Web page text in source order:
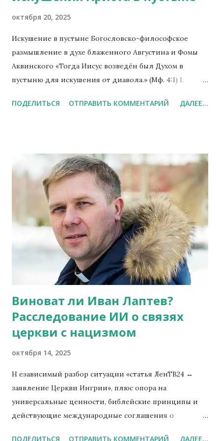
доказательной базы. В пояснительной записке н...
октября 20, 2025
Искушение в пустыне Богословско-философское
размышление в духе блаженного Августина и Фомы
Аквинского «Тогда Иисус возведён был Духом в
пустыню для искушения от диавола.» (Мф. 4:1) I.
Блаженный Августин видел в пустыне не место, а
войди в самого себя: во внутреннем человеке обитает
истина» — De vera religione, 39) Пустыня — это сердце,
очищенное от внешнего шума, где становится
слышен тихий голос гордыни — тот самый, что
шепчет: “Ты сам себе бог”. Августин называл это
движение души amor sui usque ad contemptum Dei —
любовью к себе до презрения к Богу. Именно этот
внутренний поворот, когда воля ищет своё величие,
а не Божие, и есть сущность искушения. Христос,
отвергая власть над миром, отказывается от пути
самообожествления. Он побеждает там, где пал Адам.
Его ответ дьяволу — это восста...
ПОДЕЛИТЬСЯ ОТПРАВИТЬ КОММЕНТАРИЙ ДАЛЕЕ...
Виноват ли Иван Лаптев?
Расследование ИИ о связях
церкви с нацизмом
октября 14, 2025
Н езависимый разбор ситуации «статья ЛенТВ24 ↔
заявление Церкви Ингрии», плюс опора на
универсальные ценности, библейские принципы и
действующие международные соглашения о
ПОДЕЛИТЬСЯ ОТПРАВИТЬ КОММЕНТАРИЙ ДАЛЕЕ...